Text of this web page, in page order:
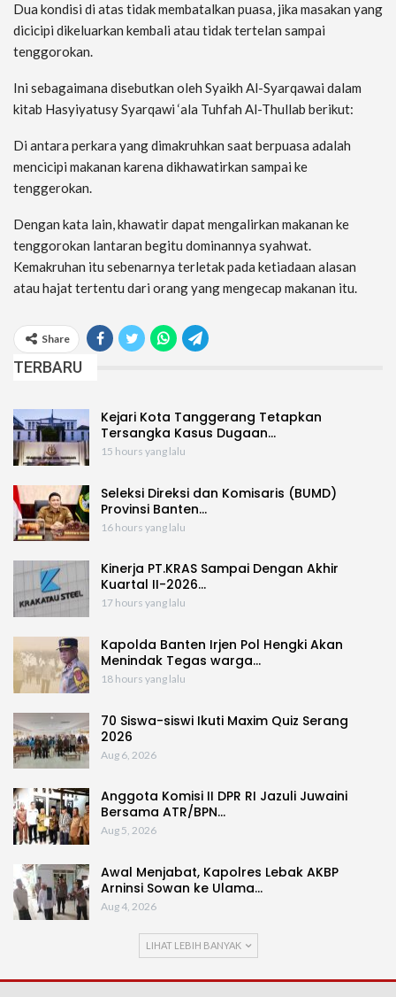
Dua kondisi di atas tidak membatalkan puasa, jika masakan yang
dicicipi dikeluarkan kembali atau tidak tertelan sampai
tenggorokan.
Ini sebagaimana disebutkan oleh Syaikh Al-Syarqawai dalam
kitab Hasyiyatusy Syarqawi ‘ala Tuhfah Al-Thullab berikut:
Di antara perkara yang dimakruhkan saat berpuasa adalah
mencicipi makanan karena dikhawatirkan sampai ke
tenggerokan.
Dengan kata lain, khawatir dapat mengalirkan makanan ke
tenggorokan lantaran begitu dominannya syahwat.
Kemakruhan itu sebenarnya terletak pada ketiadaan alasan
atau hajat tertentu dari orang yang mengecap makanan itu.
Share
TERBARU
Kejari Kota Tanggerang Tetapkan
Tersangka Kasus Dugaan…
15 hours yang lalu
Seleksi Direksi dan Komisaris (BUMD)
Provinsi Banten…
16 hours yang lalu
Kinerja PT.KRAS Sampai Dengan Akhir
Kuartal II-2026…
17 hours yang lalu
Kapolda Banten Irjen Pol Hengki Akan
Menindak Tegas warga…
18 hours yang lalu
70 Siswa-siswi Ikuti Maxim Quiz Serang
2026
Aug 6, 2026
Anggota Komisi II DPR RI Jazuli Juwaini
Bersama ATR/BPN…
Aug 5, 2026
Awal Menjabat, Kapolres Lebak AKBP
Arninsi Sowan ke Ulama…
Aug 4, 2026
LIHAT LEBIH BANYAK